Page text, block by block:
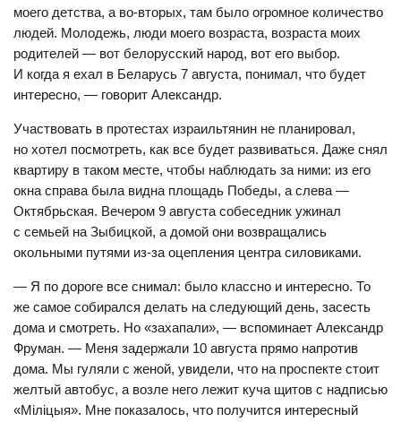
моего детства, а во-вторых, там было огромное количество
людей. Молодежь, люди моего возраста, возраста моих
родителей — вот белорусский народ, вот его выбор.
И когда я ехал в Беларусь 7 августа, понимал, что будет
интересно, — говорит Александр.
Участвовать в протестах израильтянин не планировал,
но хотел посмотреть, как все будет развиваться. Даже снял
квартиру в таком месте, чтобы наблюдать за ними: из его
окна справа была видна площадь Победы, а слева —
Октябрьская. Вечером 9 августа собеседник ужинал
с семьей на Зыбицкой, а домой они возвращались
окольными путями из-за оцепления центра силовиками.
— Я по дороге все снимал: было классно и интересно. То
же самое собирался делать на следующий день, засесть
дома и смотреть. Но «захапали», — вспоминает Александр
Фруман. — Меня задержали 10 августа прямо напротив
дома. Мы гуляли с женой, увидели, что на проспекте стоит
желтый автобус, а возле него лежит куча щитов с надписью
«Мiлiцыя». Мне показалось, что получится интересный